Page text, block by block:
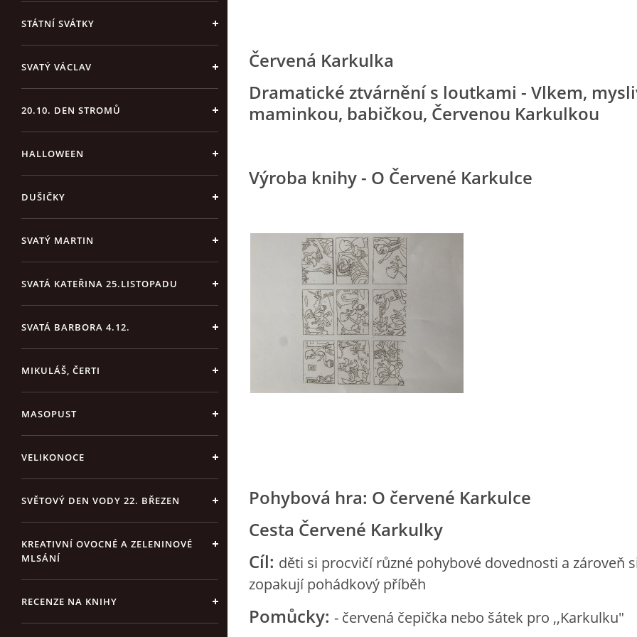
STÁTNÍ SVÁTKY
SVATÝ VÁCLAV
20.10. DEN STROMŮ
HALLOWEEN
DUŠIČKY
SVATÝ MARTIN
SVATÁ KATEŘINA 25.LISTOPADU
SVATÁ BARBORA 4.12.
MIKULÁŠ, ČERTI
MASOPUST
VELIKONOCE
SVĚTOVÝ DEN VODY 22. BŘEZEN
KREATIVNÍ OVOCNÉ A ZELENINOVÉ
MLSÁNÍ
RECENZE NA KNIHY
Červená Karkulka
Dramatické ztvárnění s loutkami - Vlkem,
maminkou, babičkou, Červenou Karkulkou
Výroba knihy - O Červené Karkulce
Pohybová hra: O červené Karkulce
Cesta Červené Karkulky
Cíl: děti si procvičí různé pohybové dovednosti a zároveň
zopakují pohádkový příběh
Pomůcky: - červená čepička nebo šátek pro ,,Karkulku"